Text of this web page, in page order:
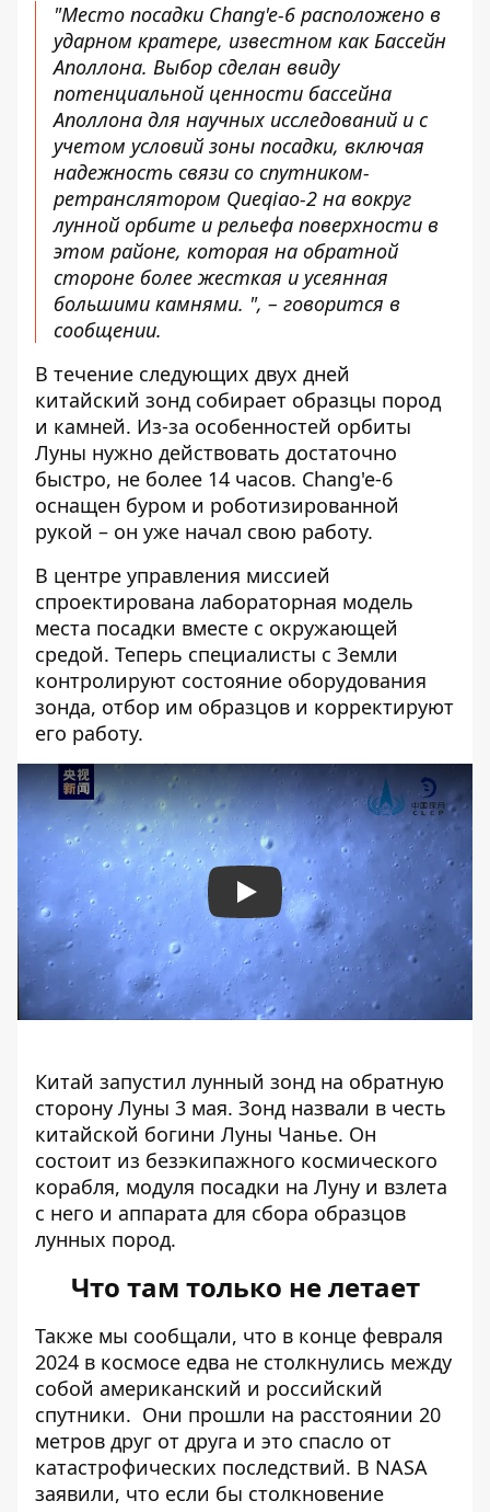
"Место посадки Chang'e-6 расположено в
ударном кратере, известном как Бассейн
Аполлона. Выбор сделан ввиду
потенциальной ценности бассейна
Аполлона для научных исследований и с
учетом условий зоны посадки, включая
надежность связи со спутником-
ретранслятором Queqiao-2 на вокруг
лунной орбите и рельефа поверхности в
этом районе, которая на обратной
стороне более жесткая и усеянная
большими камнями. ", – говорится в
сообщении.
В течение следующих двух дней
китайский зонд собирает образцы пород
и камней. Из-за особенностей орбиты
Луны нужно действовать достаточно
быстро, не более 14 часов. Chang'e-6
оснащен буром и роботизированной
рукой – он уже начал свою работу.
В центре управления миссией
спроектирована лабораторная модель
места посадки вместе с окружающей
средой. Теперь специалисты с Земли
контролируют состояние оборудования
зонда, отбор им образцов и корректируют
его работу.
Play
Китай запустил лунный зонд на обратную
сторону Луны 3 мая. Зонд назвали в честь
китайской богини Луны Чанье. Он
состоит из безэкипажного космического
корабля, модуля посадки на Луну и взлета
с него и аппарата для сбора образцов
лунных пород.
Что там только не летает
Также мы сообщали, что в конце февраля
2024 в космосе едва не столкнулись между
собой американский и российский
спутники. Они прошли на расстоянии 20
метров друг от друга и это спасло от
катастрофических последствий. В NASA
заявили, что если бы столкновение